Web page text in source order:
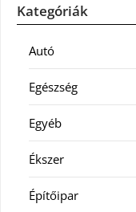
Kategóriák
Autó
Egészség
Egyéb
Ékszer
Építőipar